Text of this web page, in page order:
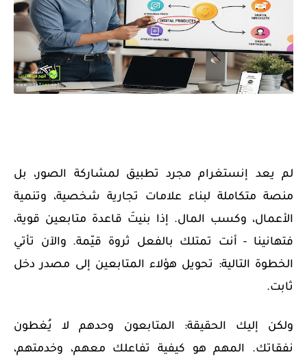
لم يعد إنستغرام مجرد تطبيق لمشاركة الصور، بل
منصة متكاملة لبناء علامات تجارية شخصية، وتنمية
الأعمال، وكسب المال. إذا بنيتَ قاعدة متابعين قوية،
فتهانينا - أنت تمتلك بالفعل ثروة قيّمة. والآن تأتي
الخطوة التالية: تحويل هؤلاء المتابعين إلى مصدر دخل
ثابت.
ولكن إليك الحقيقة: المتابعون وحدهم لا يُغطون
نفقاتك. المهم هو كيفية تفاعلك معهم، وخدمتهم،